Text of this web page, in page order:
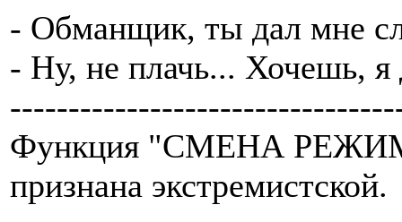
- Обманщик, ты дал мне
- Ну, не плачь... Хочешь, я
Функция "СМЕНА
признана экстремистской.